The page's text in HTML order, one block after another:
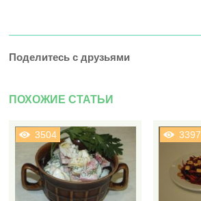
Поделитесь с друзьями
ПОХОЖИЕ СТАТЬИ
3504 3397